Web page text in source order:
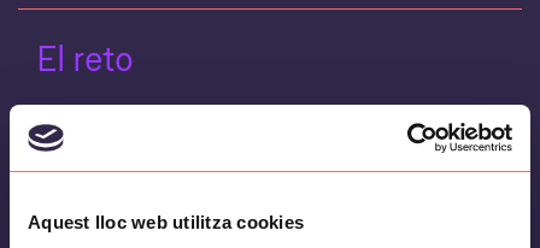
Aquest lloc web utilitza cookies
El reto
El banco dispone de un modelo de
scoring
probabilidad de impago de sus clientes